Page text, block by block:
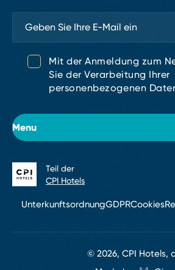
Menu
Über das Hotel
Zimmer
Mit der Anmeldung zum
Sie der Verarbeitung Ihrer
personenbezogenen
UnterkunftsordnungGDPRCookies
© 2026, CPI Hotels,
Teil der
CPI Hotels